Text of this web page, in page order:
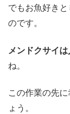
でもお魚好き
のです。
メンドクサイ
ね。
この作業の先
ょう。